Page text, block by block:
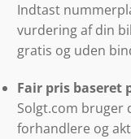
Indtast
vurdering af din
gratis og uden
Fair pris baseret
Solgt.com bruger
forhandlere og